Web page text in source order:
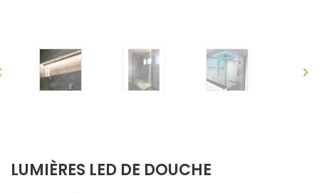
LUMIÈRES LED DE DOUCHE